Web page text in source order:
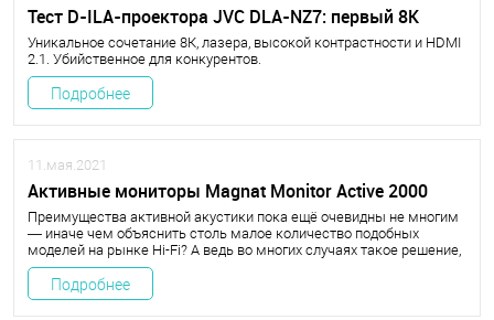
Тест D-ILA-проектора JVC DLA-NZ7: первый 8К
Уникальное сочетание 8К, лазера, высокой контрастности и HDMI
2.1. Убийственное для конкурентов.
Подробнее
11.мая.2021
Активные мониторы Magnat Monitor Active 2000
Преимущества активной акустики пока ещё очевидны не многим
— иначе чем объяснить столь малое количество подобных
моделей на рынке Hi-Fi? А ведь во многих случаях такое решение,
особенно с беспроводным подключением, может оказаться
самым удобным, а иногда и единственно возможным.
Подробнее